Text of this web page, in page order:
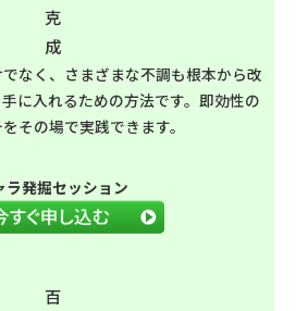
克
成
なく、さまざまな不調も根本から改
に入れるための方法です。即効性の
その場で実践できます。
ラ発掘セッション
百